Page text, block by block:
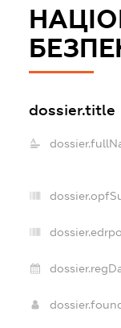
dossier.title